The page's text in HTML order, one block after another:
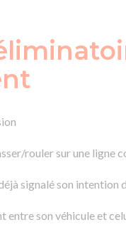
rouler sur une ligne
signalé son
entre son véhicule et